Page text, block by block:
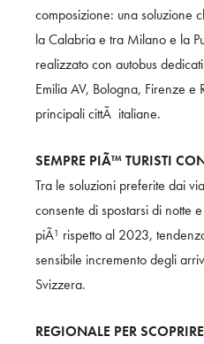
composizione: una soluzione
la Calabria e tra Milano e la
realizzato con autobus
Emilia AV, Bologna, Firenze
principali cittÃ italiane.
SEMPRE PIÃ™ TURISTI
Tra le soluzioni preferite dai
consente di spostarsi di notte
piÃ¹ rispetto al 2023,
sensibile incremento degli
Svizzera.
REGIONALE PER